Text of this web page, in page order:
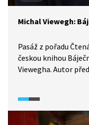
Michal Viewegh:
Pasáž z pořadu
českou knihou
Viewegha. Autor